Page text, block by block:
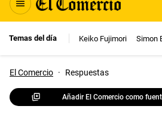
Temas del día Keiko Fujimori Simon
El Comercio · Respuestas
Añadir El Comercio como